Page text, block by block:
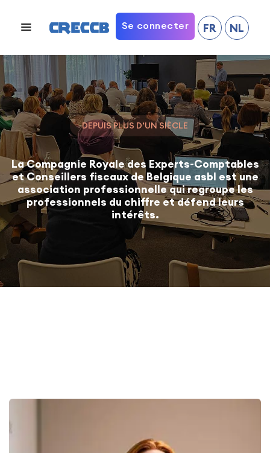
Se connecter FR NL
DEPUIS PLUS D’UN SIÈCLE
La Compagnie Royale des Experts-Comptables
et Conseillers fiscaux de Belgique asbl est une
association professionnelle qui regroupe les
professionnels du chiffre et défend leurs
intérêts.